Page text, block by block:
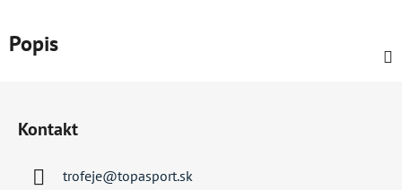
Popis
Kontakt
trofeje@topasport.sk